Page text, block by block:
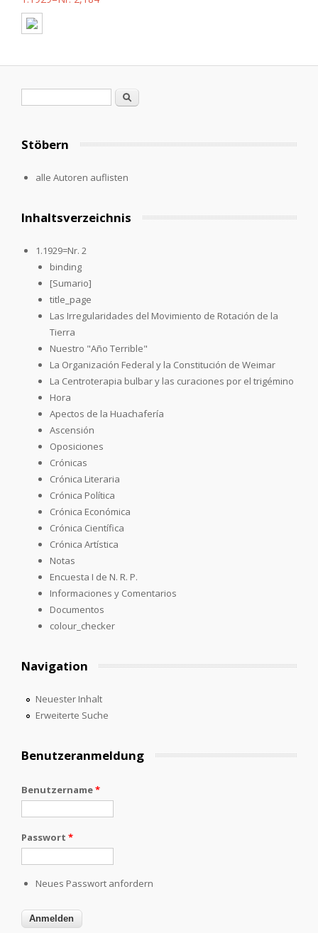
Suche
Stöbern
alle Autoren auflisten
Inhaltsverzeichnis
1.1929=Nr. 2
binding
[Sumario]
title_page
Las Irregularidades del Movimiento de Rotación de la
Tierra
Nuestro "Año Terrible"
La Organización Federal y la Constitución de Weimar
La Centroterapia bulbar y las curaciones por el trigémino
Hora
Apectos de la Huachafería
Ascensión
Oposiciones
Crónicas
Crónica Literaria
Crónica Política
Crónica Económica
Crónica Científica
Crónica Artística
Notas
Encuesta I de N. R. P.
Informaciones y Comentarios
Documentos
colour_checker
Navigation
Neuester Inhalt
Erweiterte Suche
Benutzeranmeldung
Benutzername*
Passwort *
Neues Passwort anfordern